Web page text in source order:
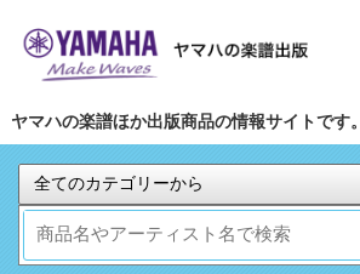
ヤマハの楽譜ほか出版商品の情報サイトです。